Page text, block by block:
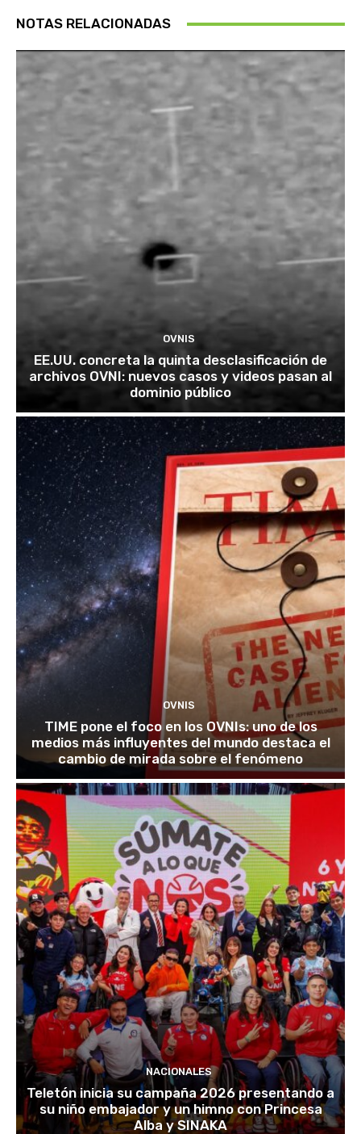
NOTAS RELACIONADAS
OVNIS
EE.UU. concreta la quinta desclasificación de
archivos OVNI: nuevos casos y videos pasan al
dominio público
OVNIS
TIME pone el foco en los OVNIs: uno de los
medios más influyentes del mundo destaca el
cambio de mirada sobre el fenómeno
NACIONALES
Teletón inicia su campaña 2026 presentando a
su niño embajador y un himno con Princesa
Alba y SINAKA